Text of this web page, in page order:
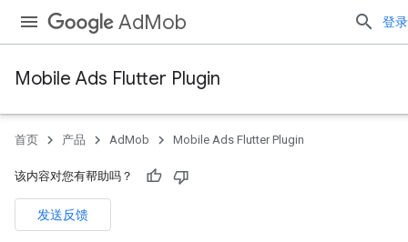
AdMob 登录
Mobile Ads Flutter Plugin
首页 产品 AdMob Mobile Ads Flutter Plugin
该内容对您有帮助吗？
发送反馈